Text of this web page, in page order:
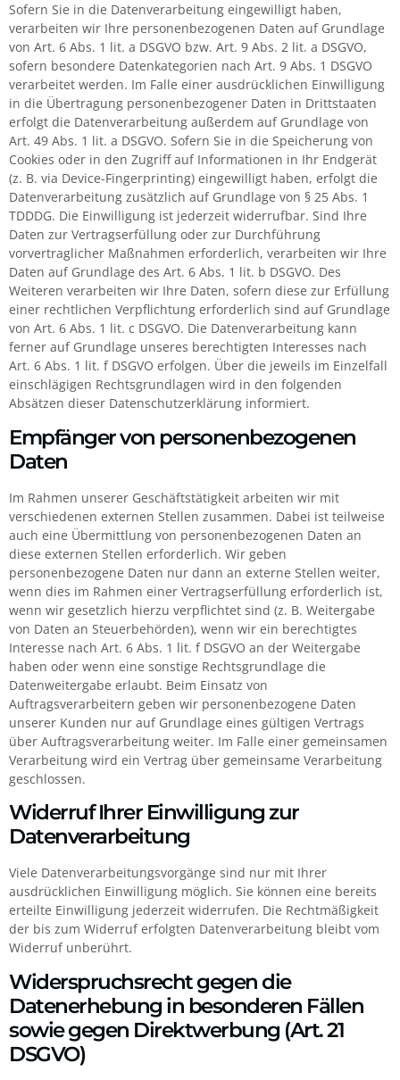
Sofern Sie in die Datenverarbeitung eingewilligt haben,
verarbeiten wir Ihre personenbezogenen Daten auf Grundlage
von Art. 6 Abs. 1 lit. a DSGVO bzw. Art. 9 Abs. 2 lit. a DSGVO,
sofern besondere Datenkategorien nach Art. 9 Abs. 1 DSGVO
verarbeitet werden. Im Falle einer ausdrücklichen Einwilligung
in die Übertragung personenbezogener Daten in Drittstaaten
erfolgt die Datenverarbeitung außerdem auf Grundlage von
Art. 49 Abs. 1 lit. a DSGVO. Sofern Sie in die Speicherung von
Cookies oder in den Zugriff auf Informationen in Ihr Endgerät
(z. B. via Device-Fingerprinting) eingewilligt haben, erfolgt die
Datenverarbeitung zusätzlich auf Grundlage von § 25 Abs. 1
TDDDG. Die Einwilligung ist jederzeit widerrufbar. Sind Ihre
Daten zur Vertragserfüllung oder zur Durchführung
vorvertraglicher Maßnahmen erforderlich, verarbeiten wir Ihre
Daten auf Grundlage des Art. 6 Abs. 1 lit. b DSGVO. Des
Weiteren verarbeiten wir Ihre Daten, sofern diese zur Erfüllung
einer rechtlichen Verpflichtung erforderlich sind auf Grundlage
von Art. 6 Abs. 1 lit. c DSGVO. Die Datenverarbeitung kann
ferner auf Grundlage unseres berechtigten Interesses nach
Art. 6 Abs. 1 lit. f DSGVO erfolgen. Über die jeweils im Einzelfall
einschlägigen Rechtsgrundlagen wird in den folgenden
Absätzen dieser Datenschutzerklärung informiert.
Empfänger von personenbezogenen
Daten
Im Rahmen unserer Geschäftstätigkeit arbeiten wir mit
verschiedenen externen Stellen zusammen. Dabei ist teilweise
auch eine Übermittlung von personenbezogenen Daten an
diese externen Stellen erforderlich. Wir geben
personenbezogene Daten nur dann an externe Stellen weiter,
wenn dies im Rahmen einer Vertragserfüllung erforderlich ist,
wenn wir gesetzlich hierzu verpflichtet sind (z. B. Weitergabe
von Daten an Steuerbehörden), wenn wir ein berechtigtes
Interesse nach Art. 6 Abs. 1 lit. f DSGVO an der Weitergabe
haben oder wenn eine sonstige Rechtsgrundlage die
Datenweitergabe erlaubt. Beim Einsatz von
Auftragsverarbeitern geben wir personenbezogene Daten
unserer Kunden nur auf Grundlage eines gültigen Vertrags
über Auftragsverarbeitung weiter. Im Falle einer gemeinsamen
Verarbeitung wird ein Vertrag über gemeinsame Verarbeitung
geschlossen.
Widerruf Ihrer Einwilligung zur
Datenverarbeitung
Viele Datenverarbeitungsvorgänge sind nur mit Ihrer
ausdrücklichen Einwilligung möglich. Sie können eine bereits
erteilte Einwilligung jederzeit widerrufen. Die Rechtmäßigkeit
der bis zum Widerruf erfolgten Datenverarbeitung bleibt vom
Widerruf unberührt.
Widerspruchsrecht gegen die
Datenerhebung in besonderen Fällen
sowie gegen Direktwerbung (Art. 21
DSGVO)